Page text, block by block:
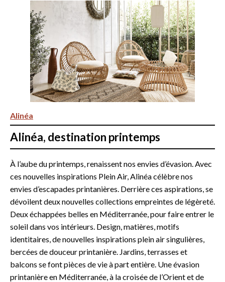
Alinéa
Alinéa, destination printemps
À l’aube du printemps, renaissent nos envies d’évasion. Avec
ces nouvelles inspirations Plein Air, Alinéa célèbre nos
envies d’escapades printanières. Derrière ces aspirations, se
dévoilent deux nouvelles collections empreintes de légèreté.
Deux échappées belles en Méditerranée, pour faire entrer le
soleil dans vos intérieurs. Design, matières, motifs
identitaires, de nouvelles inspirations plein air singulières,
bercées de douceur printanière. Jardins, terrasses et
balcons se font pièces de vie à part entière. Une évasion
printanière en Méditerranée, à la croisée de l’Orient et de